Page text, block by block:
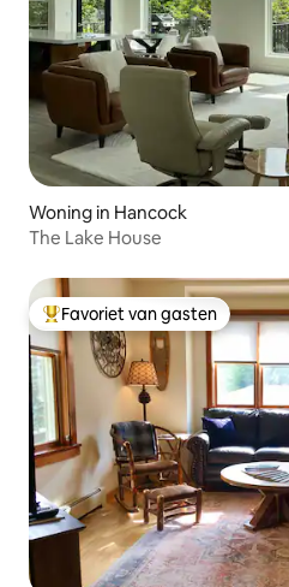
Woning in Hancock
The Lake House
Topfavoriet van gasten
Favoriet van gasten